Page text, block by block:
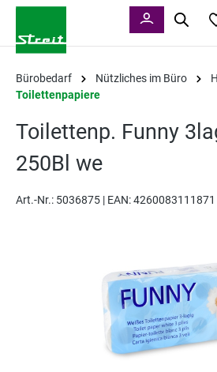
Bürobedarf Nützliches im Büro
Toilettenpapiere
Toilettenp. Funny
250Bl we
Art.-Nr.: 5036875 | EAN: 4260083111871